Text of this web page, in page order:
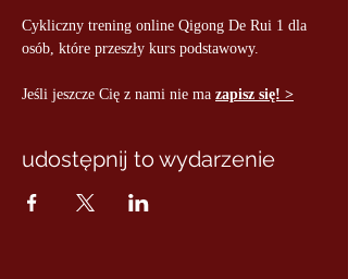
Cykliczny trening online Qigong De Rui 1 dla
osób, które przeszły kurs podstawowy.
Jeśli jeszcze Cię z nami nie ma zapisz się! >
udostępnij to wydarzenie